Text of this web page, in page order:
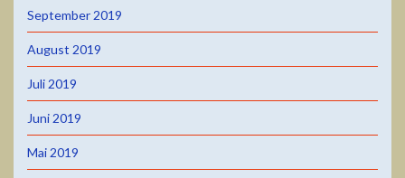
September 2019
August 2019
Juli 2019
Juni 2019
Mai 2019